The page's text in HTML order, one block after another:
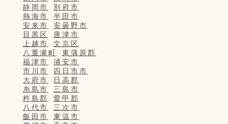
静岡市
別府市
熱海市
半田市
安来市
安曇野市
目黒区
唐津市
上越市
文京区
八重瀬町
東蒲原郡
福津市
浦安市
市川市
四日市市
大府市
日高郡
糸島市
三島市
杵島郡
愛甲郡
八代市
三次市
飯田市
東温市